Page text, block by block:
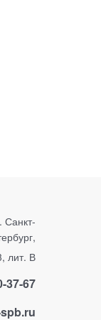
Санкт-
лит. В
37-67